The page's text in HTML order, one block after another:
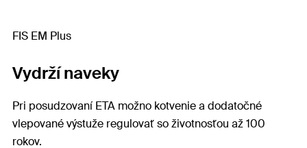
FIS EM Plus
Vydrží naveky
Pri posudzovaní ETA možno kotvenie a dodatočné
vlepované výstuže regulovať so životnosťou až 100
rokov.